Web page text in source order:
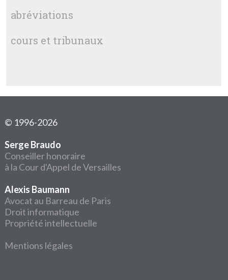
abréviations
cours et tribunaux
© 1996-2026
Serge Braudo
Conseiller honoraire
à la Cour d'Appel de Versailles
Alexis Baumann
Avocat au Barreau de Paris
Droit informatique
Propriété intellectuelle
Mentions légales